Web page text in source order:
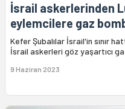
İsrail askerlerinden
eylemcilere gaz
Kefer Şubalılar İsrail'in sınır
İsrail askerleri göz yaşartıcı
9 Haziran 2023